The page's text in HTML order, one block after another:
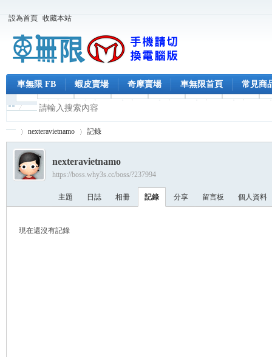
設為首頁 收藏本站
車無限 FB 蝦皮賣場 奇摩賣場 車無限首頁 常見商
›
nexteravietnamo 記錄
nexteravietnamo
https://boss.why3s.cc/boss/?237994
主題 日誌 相冊 記錄 分享 留言板 個人資料
現在還沒有記錄